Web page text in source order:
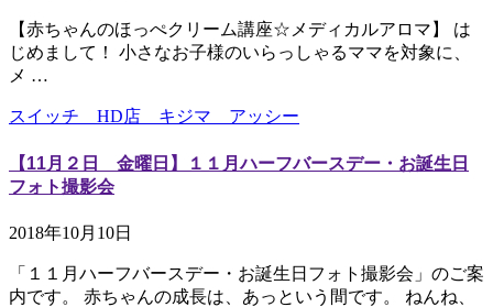
【赤ちゃんのほっぺクリーム講座☆メディカルアロマ】 は
じめまして！ 小さなお子様のいらっしゃるママを対象に、
メ …
スイッチ HD店 キジマ アッシー
【11月２日 金曜日】１１月ハーフバースデー・お誕生日
フォト撮影会
2018年10月10日
「１１月ハーフバースデー・お誕生日フォト撮影会」のご案
内です。 赤ちゃんの成長は、あっという間です。 ねんね、